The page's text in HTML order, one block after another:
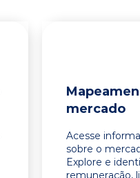
mercado
Acesse
sobre o
Explore e
remuneração,